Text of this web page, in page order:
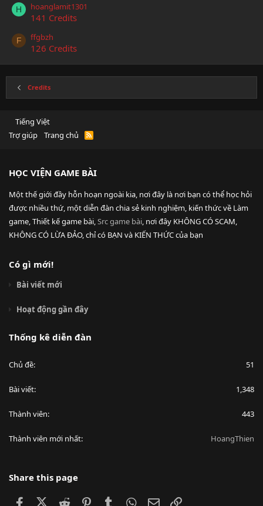
H hoanglamit1301
141 Credits
F ffgbzh
126 Credits
Credits
Tiếng Việt
Trợ giúp
Trang chủ
R
HỌC VIỆN GAME BÀI
Một thế giới đầy hỗn hoạn ngoài kia, nơi đây là nơi bạn có thể học hỏi
được nhiều thứ, một diễn đàn chia sẻ kinh nghiệm, kiến thức về Làm
game, Thiết kế game bài,Src game bài, nơi đây KHÔNG CÓ SCAM,
KHÔNG CÓ LỪA ĐẢO, chỉ có BẠN và KIẾN THỨC của bạn
Có gì mới!
Bài viết mới
Hoạt động gần đây
Thống kê diễn đàn
Chủ đề 51
Bài viết 1,348
Thành viên 443
Thành viên mới nhất HoangThien
Share this page
FacebookX (Twitter)
Reddit PinterestTumblr WhatsApp
Email